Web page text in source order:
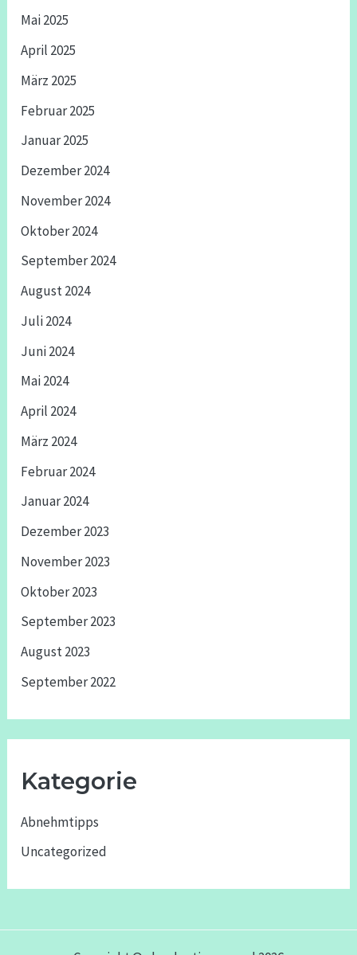
Mai 2025
April 2025
März 2025
Februar 2025
Januar 2025
Dezember 2024
November 2024
Oktober 2024
September 2024
August 2024
Juli 2024
Juni 2024
Mai 2024
April 2024
März 2024
Februar 2024
Januar 2024
Dezember 2023
November 2023
Oktober 2023
September 2023
August 2023
September 2022
Kategorie
Abnehmtipps
Uncategorized